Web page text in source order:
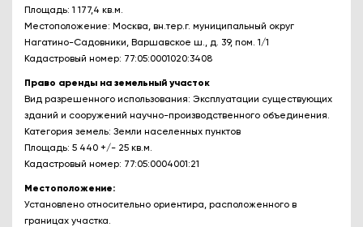
Площадь: 1 177,4 кв.м.
Местоположение: Москва, вн.тер.г. муниципальный округ
Нагатино-Садовники, Варшавское ш., д. 39, пом. 1/1
Кадастровый номер: 77:05:0001020:3408
Право аренды на земельный участок
Вид разрешенного использования: Эксплуатации существующих
зданий и сооружений научно-производственного объединения.
Категория земель: Земли населенных пунктов
Площадь: 5 440 +/- 25 кв.м.
Кадастровый номер: 77:05:0004001:21
Местоположение:
Установлено относительно ориентира, расположенного в
границах участка.